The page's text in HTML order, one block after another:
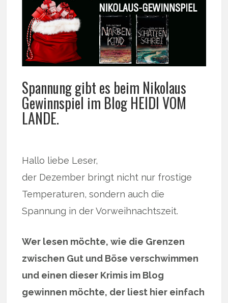
Spannung gibt es beim Nikolaus
Gewinnspiel im Blog HEIDI VOM
LANDE.
Hallo liebe Leser,
der Dezember bringt nicht nur frostige
Temperaturen, sondern auch die
Spannung in der Vorweihnachtszeit.
Wer lesen möchte, wie die Grenzen
zwischen Gut und Böse verschwimmen
und einen dieser Krimis im Blog
gewinnen möchte, der liest hier einfach